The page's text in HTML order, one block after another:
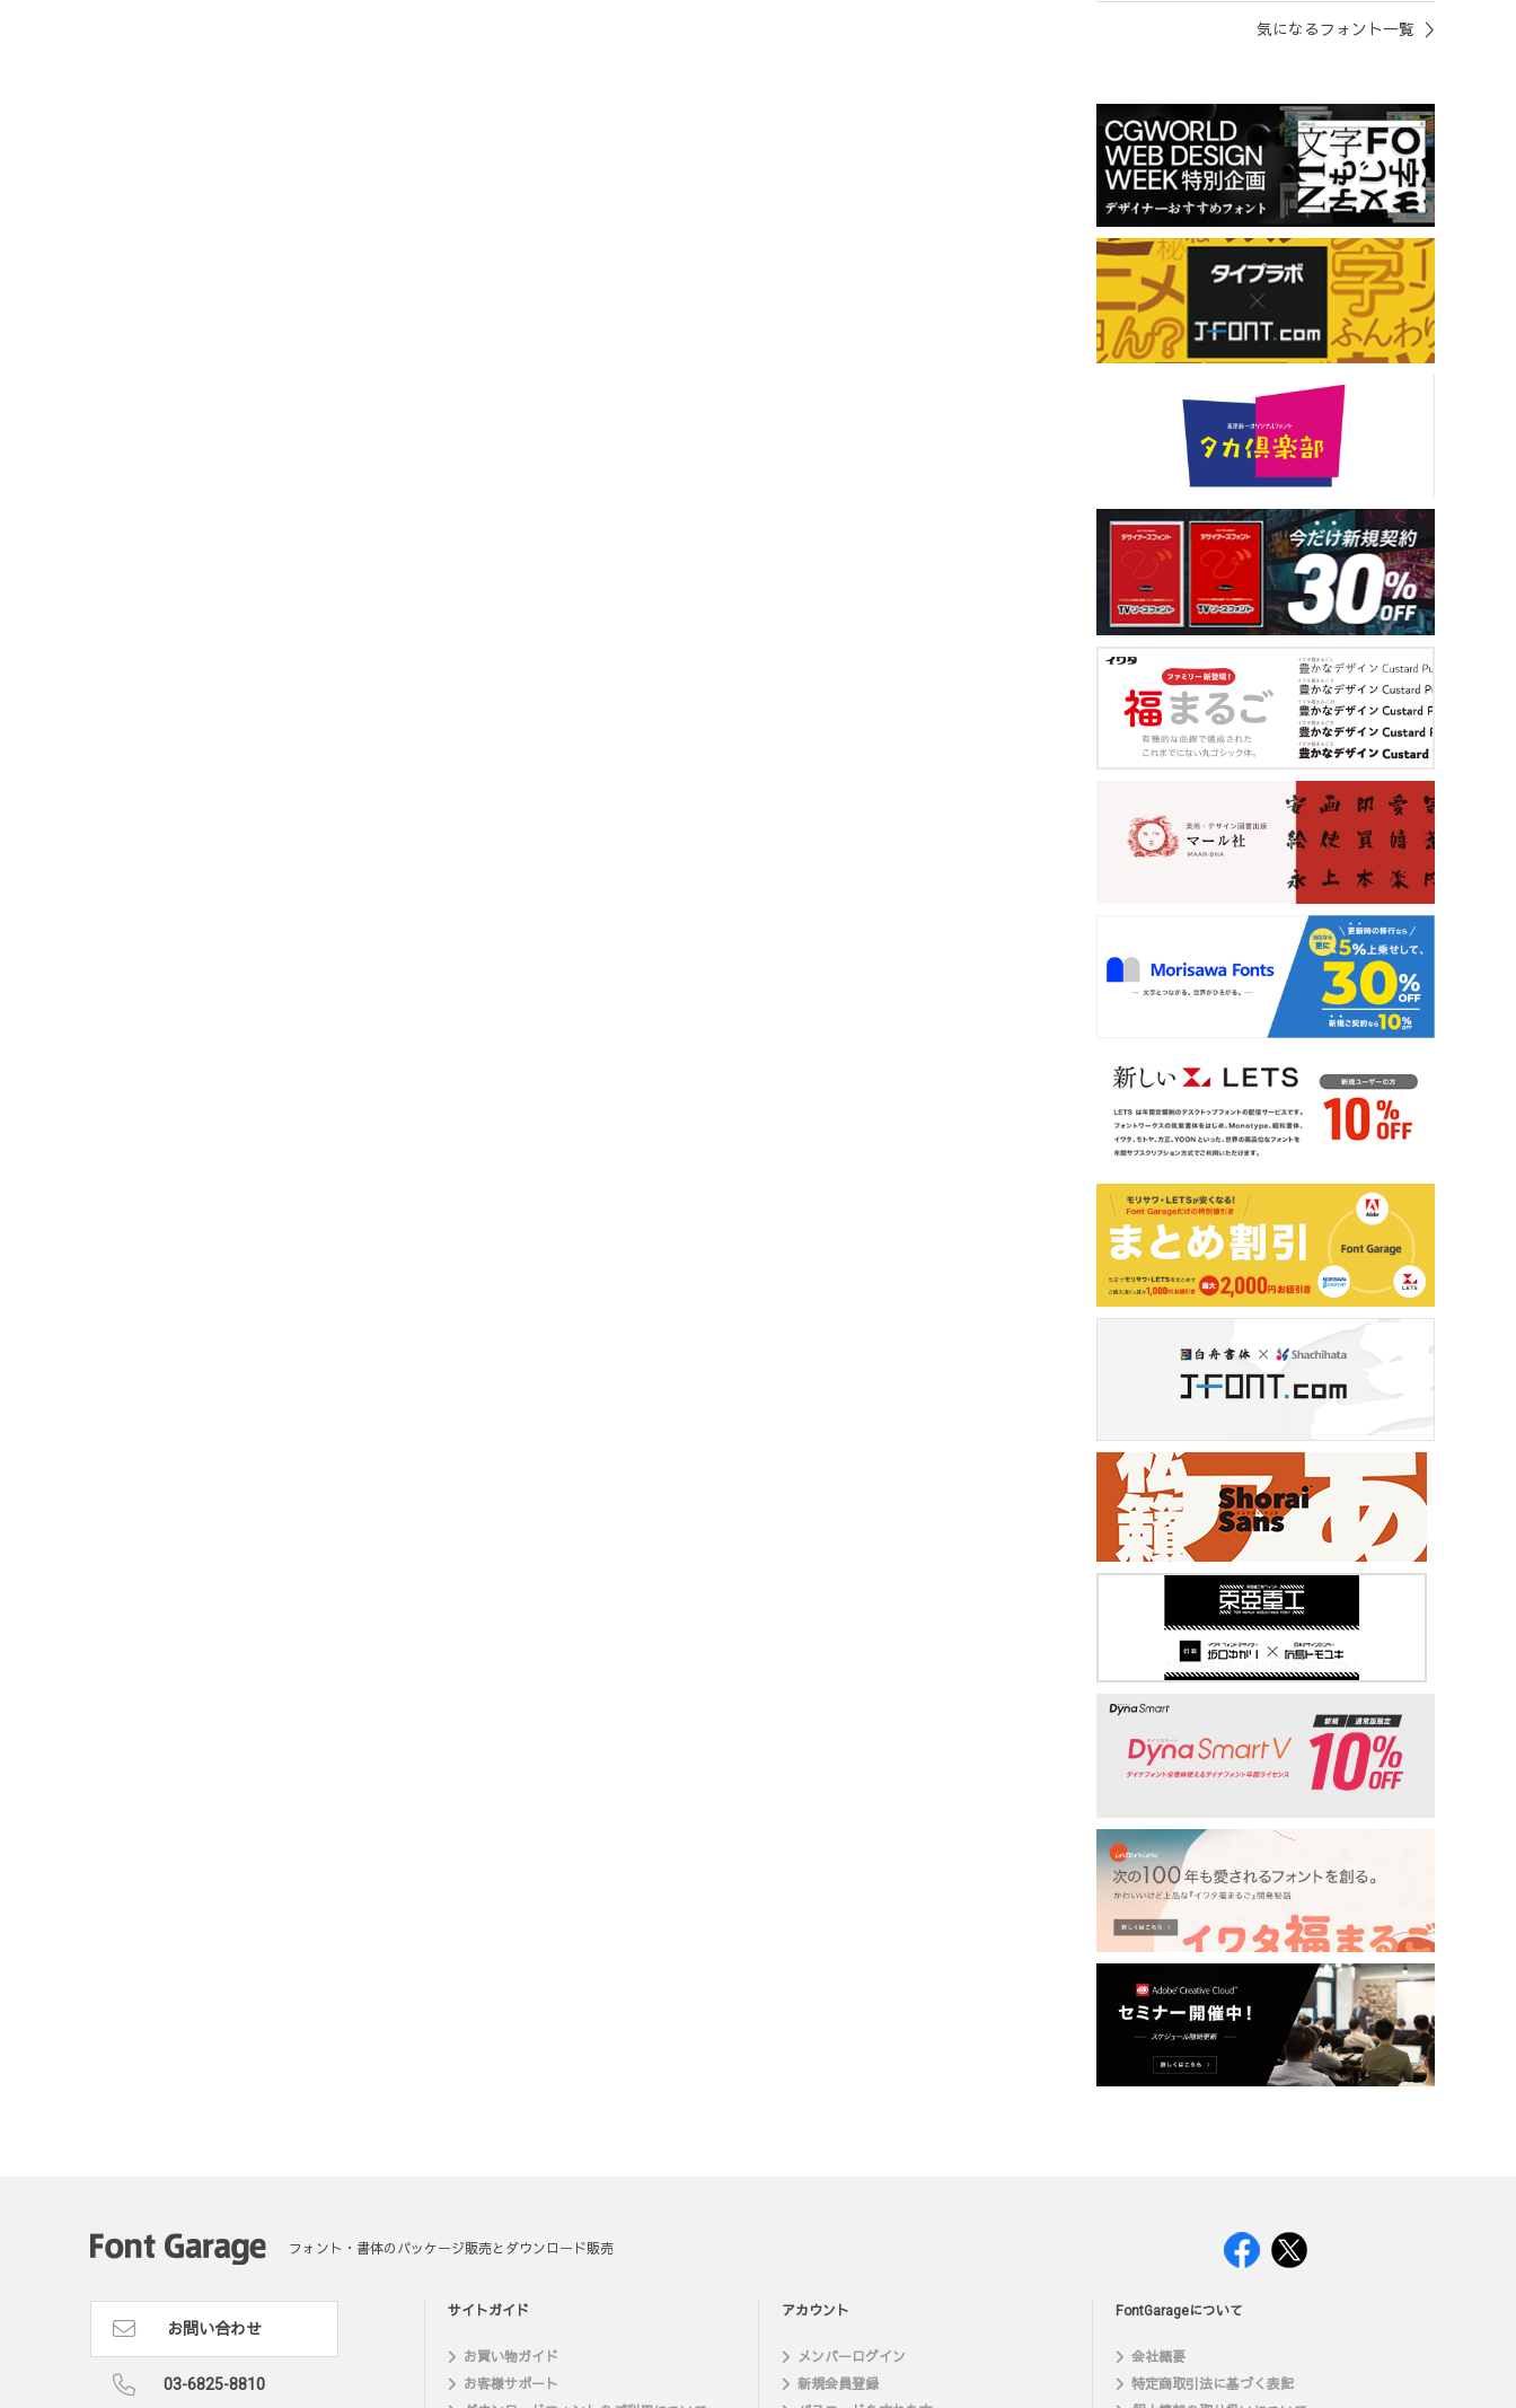
気になるフォント一覧
フォント・書体のパッケージ販売とダウンロード販売
お問い合わせ
03-6825-8810
サイトガイド
お買い物ガイド
お客様サポート
アカウント
メンバーログイン
新規会員登録
FontGarageについて
会社概要
特定商取引法に基づく表記